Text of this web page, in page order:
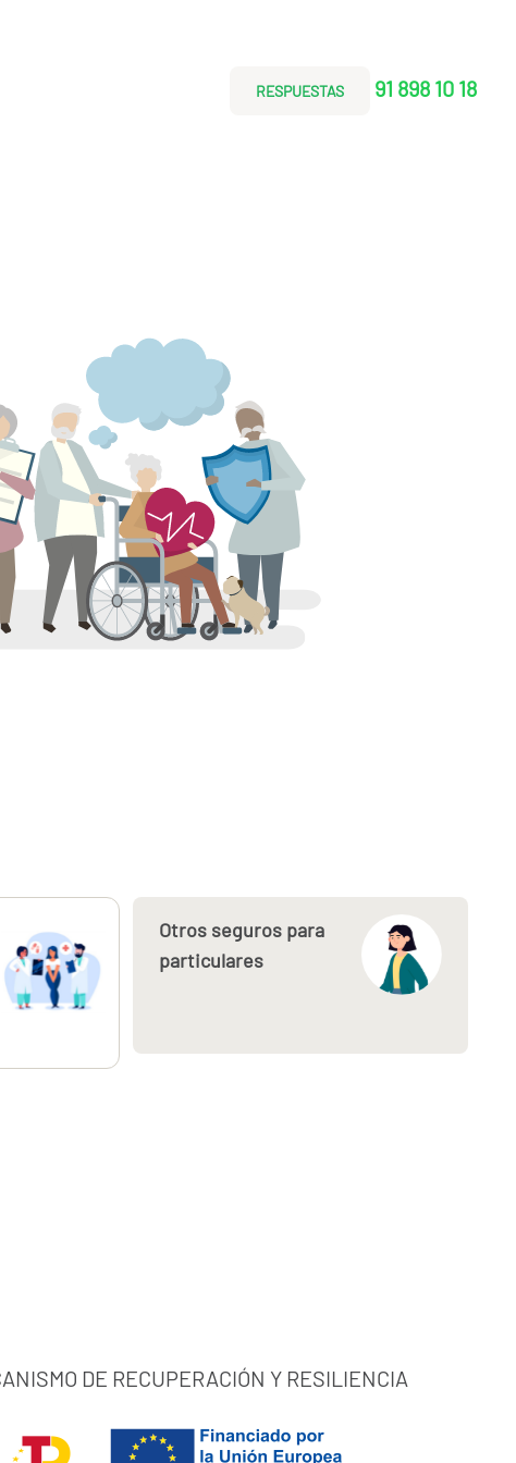
RESPUESTAS 91 898 10 18
Otros seguros para
particulares
DE RECUPERACIÓN Y RESILIENCIA